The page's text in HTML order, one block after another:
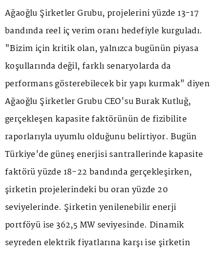
Ağaoğlu Şirketler Grubu, projelerini yüzde 13-17
bandında reel iç verim oranı hedefiyle kurguladı.
"Bizim için kritik olan, yalnızca bugünün piyasa
koşullarında değil, farklı senaryolarda da
performans gösterebilecek bir yapı kurmak" diyen
Ağaoğlu Şirketler Grubu CEO'su Burak Kutluğ,
gerçekleşen kapasite faktörünün de fizibilite
raporlarıyla uyumlu olduğunu belirtiyor. Bugün
Türkiye'de güneş enerjisi santrallerinde kapasite
faktörü yüzde 18-22 bandında gerçekleşirken,
şirketin projelerindeki bu oran yüzde 20
seviyelerinde. Şirketin yenilenebilir enerji
portföyü ise 362,5 MW seviyesinde. Dinamik
seyreden elektrik fiyatlarına karşı ise şirketin